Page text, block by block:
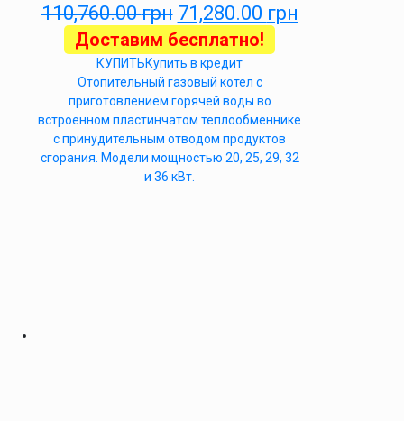
110,760.00грн 71,280.00 грн
Доставим бесплатно!
КУПИТЬКупить в кредит
Отопительный газовый котел с
приготовлением горячей воды во
встроенном пластинчатом теплообменнике
с принудительным отводом продуктов
сгорания. Модели мощностью 20, 25, 29, 32
и 36 кВт.